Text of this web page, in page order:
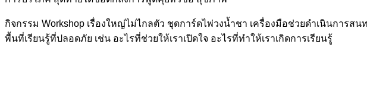
กิจกรรม Workshop เรื่องใหญ่ไม่ไกลตัว ชุดการ์ดไพ่วงน้ำชา เครื่องมือช่วยดำเนินการ
พื้นที่เรียนรู้ที่ปลอดภัย เช่น อะไรที่ช่วยให้เราเปิดใจ อะไรที่ทำให้เราเกิดการเรียนรู้